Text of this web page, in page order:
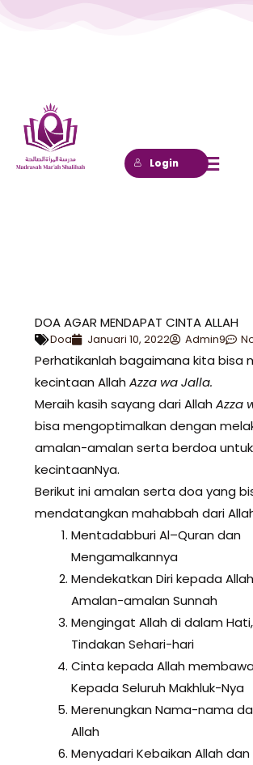
Login
DOA AGAR MENDAPAT CINTA ALLAH
Doa Januari 10, 2022 Admin9
Perhatikanlah bagaimana kita bisa
kecintaan Allah Azza wa Jalla.
Meraih kasih sayang dari Allah Azza
bisa mengoptimalkan dengan
amalan-amalan serta berdoa
kecintaanNya.
Berikut ini amalan serta doa yang
mendatangkan mahabbah dari
Mentadabburi Al–Quran dan
Mengamalkannya
Mendekatkan Diri kepada
Amalan-amalan Sunnah
Mengingat Allah di dalam
Tindakan Sehari-hari
Cinta kepada Allah
Kepada Seluruh Makhluk-Nya
Merenungkan Nama-nama
Allah
Menyadari Kebaikan Allah